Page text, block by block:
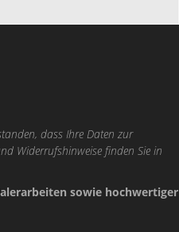
dass Ihre Daten zur
Widerrufshinweise finden Sie in
sowie hochwertiger